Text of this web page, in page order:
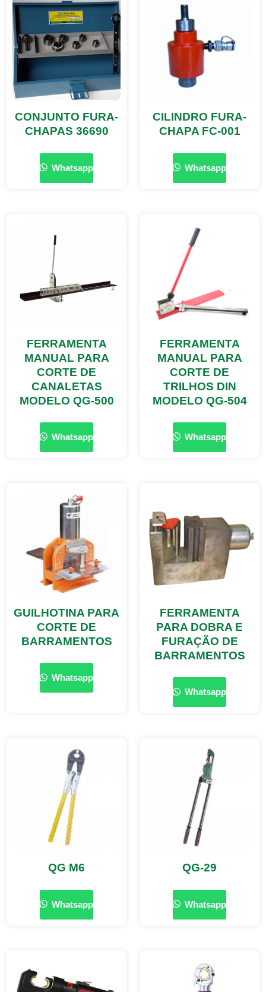
CONJUNTO FURA-
CHAPAS 36690
Whatsapp
CILINDRO FURA-
CHAPA FC-001
Whatsapp
FERRAMENTA
MANUAL PARA
CORTE DE
CANALETAS
MODELO QG-500
Whatsapp
FERRAMENTA
MANUAL PARA
CORTE DE
TRILHOS DIN
MODELO QG-504
Whatsapp
GUILHOTINA PARA
CORTE DE
BARRAMENTOS
Whatsapp
FERRAMENTA
PARA DOBRA E
FURAÇÃO DE
BARRAMENTOS
Whatsapp
QG M6
Whatsapp
QG-29
Whatsapp